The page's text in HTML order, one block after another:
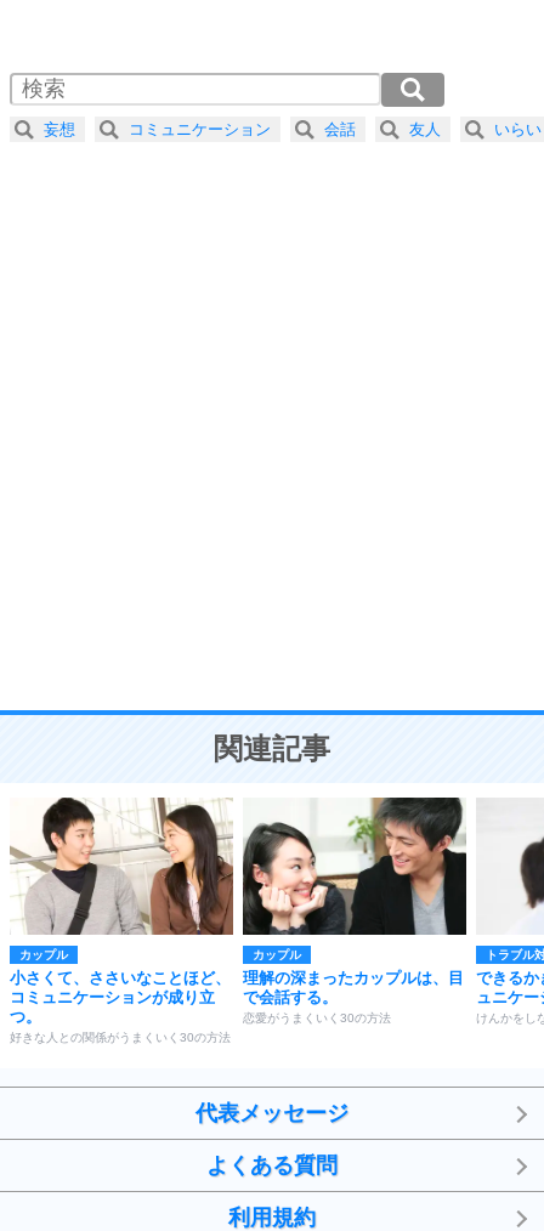
4 器の大きい人は、怒りを優しさで表現する。
ことが大切。
2.0倍速 （235KB 59秒）
2.5倍速 （188KB 47秒）
3.0倍速 （157KB 39秒）
妄想 コミュニケーション 会話 友人 いら
関連記事
カップル
小さくて、ささいなことほど、
コミュニケーションが成り立
つ。
好きな人との関係がうまくいく30の方法
カップル
理解の深まったカップルは、目
で会話する。
恋愛がうまくいく30の方法
トラブル
できるか
ュニケ
けんかをし
代表メッセージ
よくある質問
利用規約